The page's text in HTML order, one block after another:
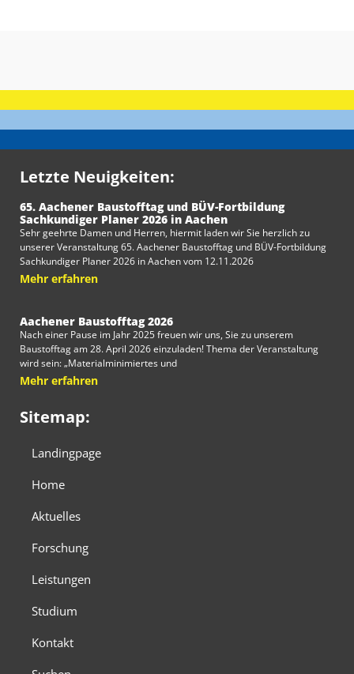
Letzte Neuigkeiten:
65. Aachener Baustofftag und BÜV-Fortbildung
Sachkundiger Planer 2026 in Aachen
Sehr geehrte Damen und Herren, hiermit laden wir Sie herzlich zu
unserer Veranstaltung 65. Aachener Baustofftag und BÜV-Fortbildung
Sachkundiger Planer 2026 in Aachen vom 12.11.2026
Mehr erfahren
Aachener Baustofftag 2026
Nach einer Pause im Jahr 2025 freuen wir uns, Sie zu unserem
Baustofftag am 28. April 2026 einzuladen! Thema der Veranstaltung
wird sein: „Materialminimiertes und
Mehr erfahren
Sitemap:
Landingpage
Home
Aktuelles
Forschung
Leistungen
Studium
Kontakt